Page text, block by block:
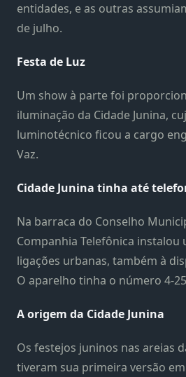
entidades, e as outras
de julho.
Festa de Luz
Um show à parte foi
iluminação da Cidade Junina,
luminotécnico ficou a cargo
Vaz.
Cidade Junina tinha até
Na barraca do Conselho
Companhia Telefônica instalou
ligações urbanas, também à
O aparelho tinha o número 4-
A origem da Cidade Junina
Os festejos juninos nas areias
tiveram sua primeira versão